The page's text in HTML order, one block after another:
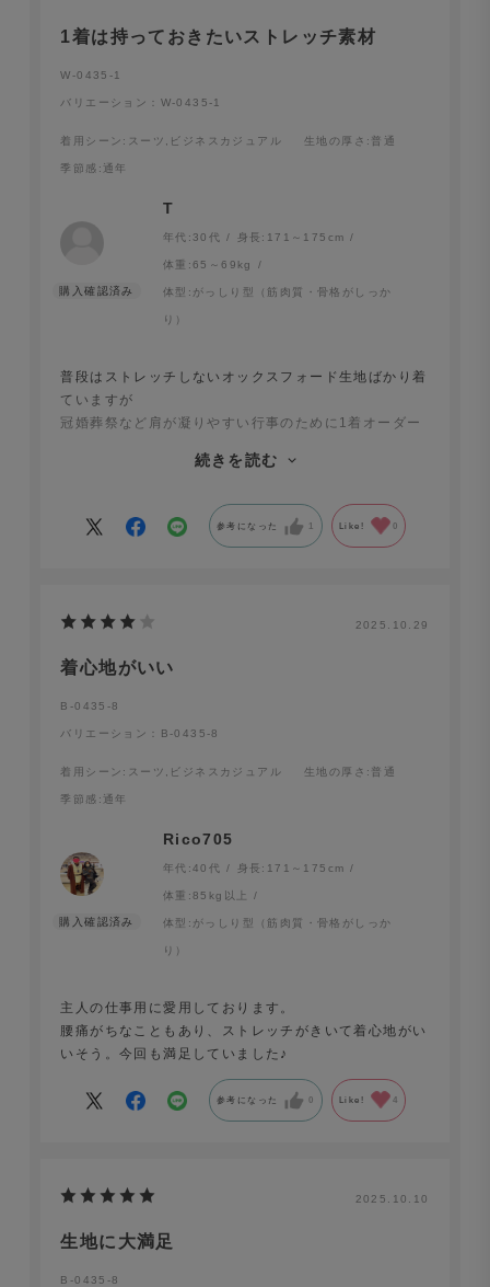
1着は持っておきたいストレッチ素材
W-0435-1
バリエーション：W-0435-1
着用シーン :スーツ,ビジネスカジュアル 生地の厚さ :普通
季節感 :通年
T
年代:30代 身長: 171～175cm
体重:65～69kg
体型: がっしり型（筋肉質・骨格がしっか
り）
普段はストレッチしないオックスフォード生地ばかり着
ていますが
冠婚葬祭など肩が凝りやすい行事のために1着オーダー
洗濯後のシワも全然ありませんし手入れも楽です。
続きを読む
参考になった 1 Like! 0
2025.10.29
着心地がいい
B-0435-8
バリエーション：B-0435-8
着用シーン :スーツ,ビジネスカジュアル 生地の厚さ :普通
季節感 :通年
Rico705
年代:40代 身長: 171～175cm
体重:85kg以上
体型: がっしり型（筋肉質・骨格がしっか
り）
主人の仕事用に愛用しております。
腰痛がちなこともあり、ストレッチがきいて着心地がい
いそう。今回も満足していました♪
参考になった 0 Like! 4
2025.10.10
生地に大満足
B-0435-8